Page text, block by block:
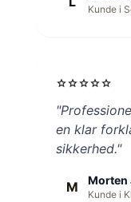
Kunde i
starstarstarstarstar
en klar
sikkerhed."
M Morten
Kunde i